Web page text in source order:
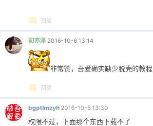
回复
初亦泽 2016-10-6 13:14
非常赞，吾爱确实缺少脱壳的教程
回复
bgptlmzyh 2016-10-6 13:30
权限不过，下面那个东西下载不了